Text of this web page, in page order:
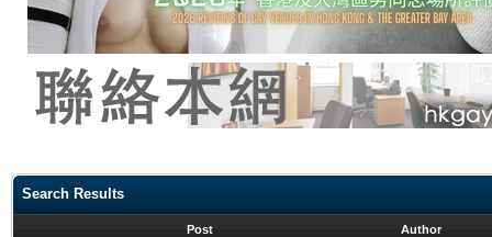
Search Results
Post Author